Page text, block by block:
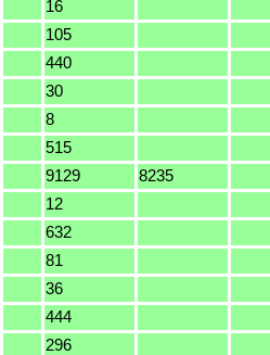
16
105
440
30
8
515
9129 8235
12
632
81
36
444
296